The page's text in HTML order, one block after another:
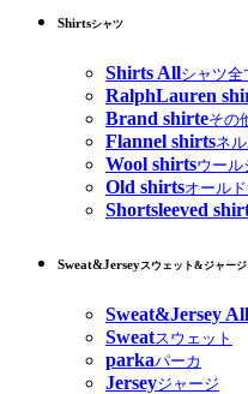
Shirtsシャツ
Shirts Allシャツ全
RalphLauren
Brand shirteその
Flannel shirtsネ
Wool shirtsウール
Old shirtsオール
Shortsleeved
Sweat&Jerseyスウェット&ジャージ
Sweat&Jersey All
Sweatスウェット
parkaパーカ
Jerseyジャージ